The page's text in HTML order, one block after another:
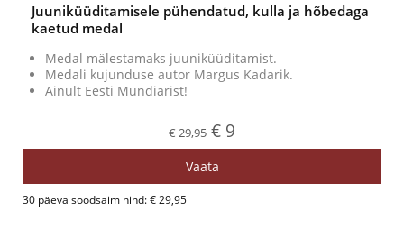
Juuniküüditamisele pühendatud, kulla ja hõbedaga
kaetud medal
Medal mälestamaks juuniküüditamist.
Medali kujunduse autor Margus Kadarik.
Ainult Eesti Mündiärist!
€ 29,95 € 9
Vaata
30 päeva soodsaim hind: € 29,95